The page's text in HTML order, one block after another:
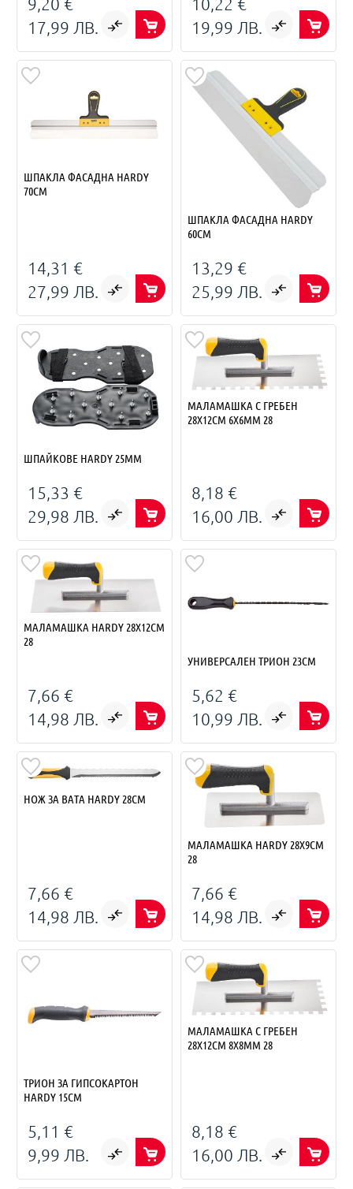
17,99 ЛВ.
19,99 ЛВ.
ШПАКЛА ФАСАДНА HARDY
70СМ
14,31 €
27,99 ЛВ.
ШПАКЛА ФАСАДНА HARDY
60СМ
13,29 €
25,99 ЛВ.
ШПАЙКОВЕ HARDY 25MM
15,33 €
29,98 ЛВ.
МАЛАМАШКА С ГРЕБЕН
28X12СМ 6Х6ММ 28
8,18 €
16,00 ЛВ.
МАЛАМАШКА HARDY 28X12СМ
28
7,66 €
14,98 ЛВ.
УНИВЕРСАЛЕН ТРИОН 23СМ
5,62 €
10,99 ЛВ.
НОЖ ЗА ВАТА HARDY 28СМ
7,66 €
14,98 ЛВ.
МАЛАМАШКА HARDY 28X9СМ
28
7,66 €
14,98 ЛВ.
ТРИОН ЗА ГИПСОКАРТОН
HARDY 15СМ
5,11 €
9,99 ЛВ.
МАЛАМАШКА С ГРЕБЕН
28X12СМ 8Х8ММ 28
8,18 €
16,00 ЛВ.